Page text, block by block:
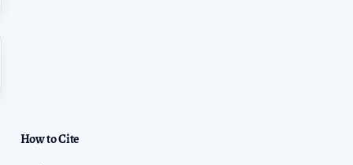
How to Cite